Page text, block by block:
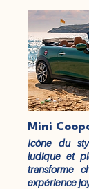
Mini
Icône du
ludique et
transforme
expérience